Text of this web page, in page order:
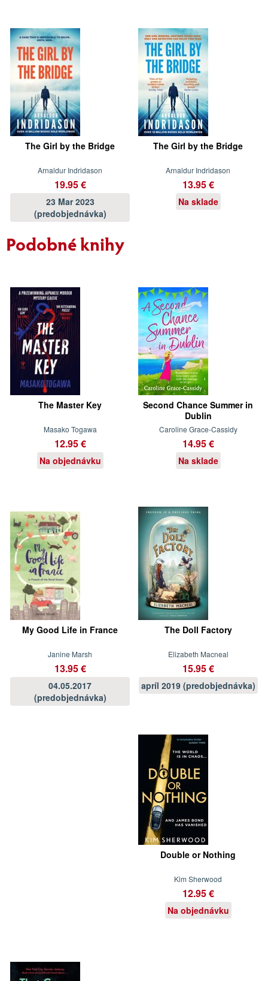
The Girl by the Bridge
Arnaldur Indridason
19.95 €
23 Mar 2023
(predobjednávka)
The Girl by the Bridge
Arnaldur Indridason
13.95 €
Na sklade
Podobné knihy
The Master Key
Masako Togawa
12.95 €
Na objednávku
Second Chance Summer in
Dublin
Caroline Grace-Cassidy
14.95 €
Na sklade
My Good Life in France
Janine Marsh
13.95 €
04.05.2017
(predobjednávka)
The Doll Factory
Elizabeth Macneal
15.95 €
apríl 2019 (predobjednávka)
Double or Nothing
Kim Sherwood
12.95 €
Na objednávku